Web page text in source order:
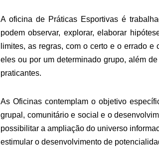
A oficina de Práticas Esportivas é
podem observar, explorar, elaborar
limites, as regras, com o certo e o errado
eles ou por um determinado grupo, além
praticantes.
As Oficinas contemplam o objetivo
grupal, comunitário e social e o
possibilitar a ampliação do universo
estimular o desenvolvimento de